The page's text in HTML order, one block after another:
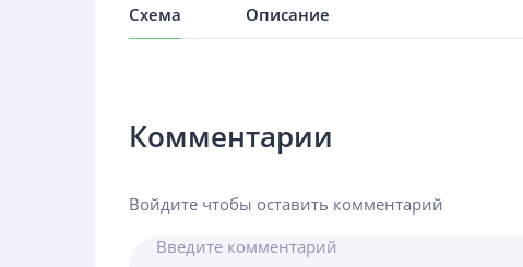
Схема Описание
Комментарии
Войдите чтобы оставить комментарий